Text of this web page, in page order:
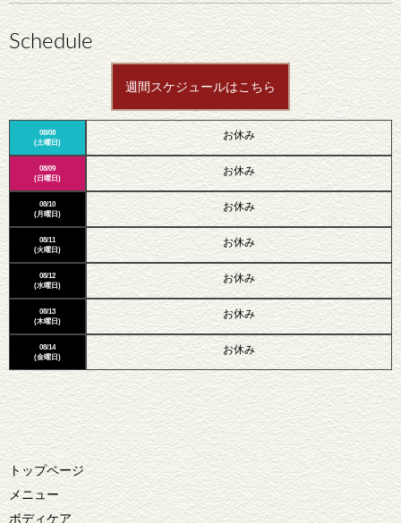
Schedule
週間スケジュールはこちら
08/08
(土曜日)
08/09
(日曜日)
08/10
(月曜日)
08/11
(火曜日)
08/12
(水曜日)
08/13
(木曜日)
08/14
(金曜日)
お休み
お休み
お休み
お休み
お休み
お休み
お休み
トップページ
メニュー
ボディケア